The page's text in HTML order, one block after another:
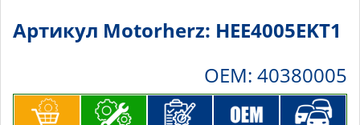
Артикул Motorherz: HEE4005EKT1
OEM: 40380005